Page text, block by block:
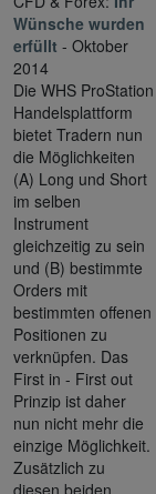
Wünsche wurden
erfüllt - Oktober
2014
Die WHS ProStation
Handelsplattform
bietet Tradern nun
die Möglichkeiten
(A) Long und Short
im selben
Instrument
gleichzeitig zu sein
und (B) bestimmte
Orders mit
bestimmten offenen
Positionen zu
verknüpfen. Das
First in - First out
Prinzip ist daher
nun nicht mehr die
einzige Möglichkeit.
Zusätzlich zu